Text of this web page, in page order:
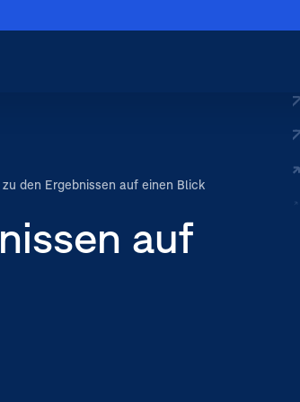
den Ergebnissen auf einen Blick
auf